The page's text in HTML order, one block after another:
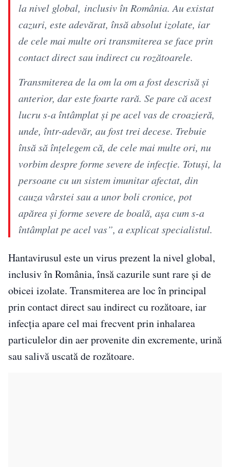
la nivel global, inclusiv în România. Au existat
cazuri, este adevărat, însă absolut izolate, iar
de cele mai multe ori transmiterea se face prin
contact direct sau indirect cu rozătoarele.
Transmiterea de la om la om a fost descrisă și
anterior, dar este foarte rară. Se pare că acest
lucru s-a întâmplat și pe acel vas de croazieră,
unde, într-adevăr, au fost trei decese. Trebuie
însă să înțelegem că, de cele mai multe ori, nu
vorbim despre forme severe de infecție. Totuși, la
persoane cu un sistem imunitar afectat, din
cauza vârstei sau a unor boli cronice, pot
apărea și forme severe de boală, așa cum s-a
întâmplat pe acel vas”, a explicat specialistul.
Hantavirusul este un virus prezent la nivel global,
inclusiv în România, însă cazurile sunt rare și de
obicei izolate. Transmiterea are loc în principal
prin contact direct sau indirect cu rozătoare, iar
infecția apare cel mai frecvent prin inhalarea
particulelor din aer provenite din excremente, urină
sau salivă uscată de rozătoare.